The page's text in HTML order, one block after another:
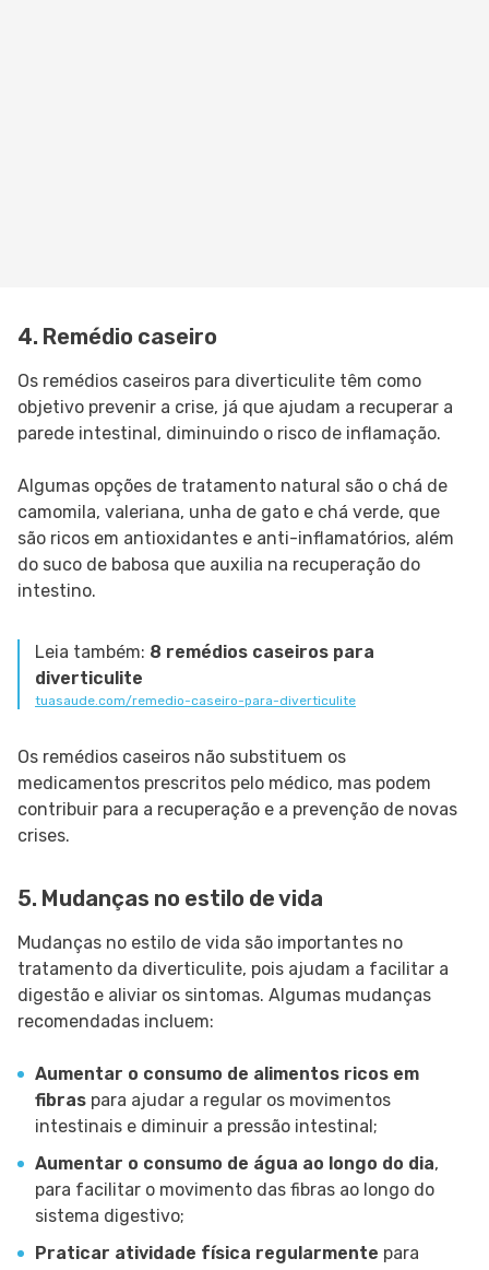
4. Remédio caseiro
Os remédios caseiros para diverticulite têm como
objetivo prevenir a crise, já que ajudam a recuperar a
parede intestinal, diminuindo o risco de inflamação.
Algumas opções de tratamento natural são o chá de
camomila, valeriana, unha de gato e chá verde, que
são ricos em antioxidantes e anti-inflamatórios, além
do suco de babosa que auxilia na recuperação do
intestino.
Leia também: 8 remédios caseiros para
diverticulite
tuasaude.com/remedio-caseiro-para-diverticulite
Os remédios caseiros não substituem os
medicamentos prescritos pelo médico, mas podem
contribuir para a recuperação e a prevenção de novas
crises.
5. Mudanças no estilo de vida
Mudanças no estilo de vida são importantes no
tratamento da diverticulite, pois ajudam a facilitar a
digestão e aliviar os sintomas. Algumas mudanças
recomendadas incluem:
Aumentar o consumo de alimentos ricos em
fibras para ajudar a regular os movimentos
intestinais e diminuir a pressão intestinal;
Aumentar o consumo de água ao longo do dia,
para facilitar o movimento das fibras ao longo do
sistema digestivo;
Praticar atividade física regularmente para